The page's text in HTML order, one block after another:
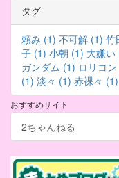
タグ
頼み (1) 不可解 (1) 竹
子 (1) 小朝 (1) 大嫌い
ガンダム (1) ロリコ
(1) 淡々 (1) 赤裸々 (1)
おすすめサイト
2ちゃんねる